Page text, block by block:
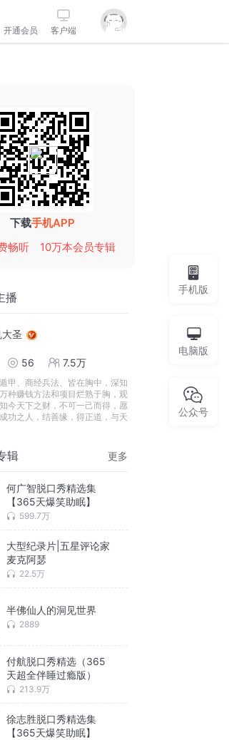
开通会员 客户端
下载手机APP
畅听
10万本会员专辑
播
圣
56 7.5万
甲、商经兵法、皆在胸中，深知
种赚钱方法和项目烂熟于胸，观
今天下之财，不可一己而得，愿
功之人，结善缘，得正道，与天
辑 更多
何广智脱口秀精选集
【365天爆笑助眠】
599.7万
大型纪录片|五星评论家
麦克阿瑟
22.5万
半佛仙人的洞见世界
2889
付航脱口秀精选（365
天超全伴睡过瘾版）
213.9万
徐志胜脱口秀精选集
【365天爆笑助眠】
手机版
电脑版
公众号